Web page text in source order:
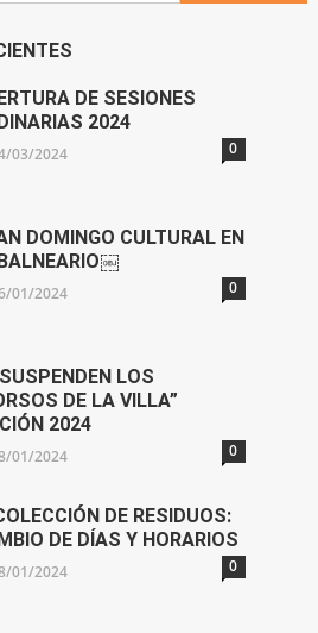
DE SESIONES
2024
03/2024 0
DOMINGO CULTURAL EN
01/2024 0
LOS
DE LA VILLA”
2024
01/2024 0
DE RESIDUOS:
DE DÍAS Y HORARIOS
01/2024 0